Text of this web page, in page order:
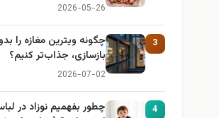
2026-05-26
3
چگونه ویترین مغازه را
بازسازی، جذاب‌تر کنیم؟
2026-07-02
4
چطور بفهمیم نوزاد در